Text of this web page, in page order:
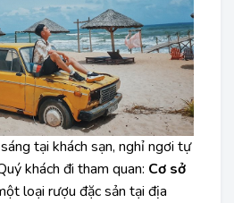
tại khách sạn, nghỉ ngơi tự
khách đi tham quan: Cơ sở
loại rượu đặc sản tại địa